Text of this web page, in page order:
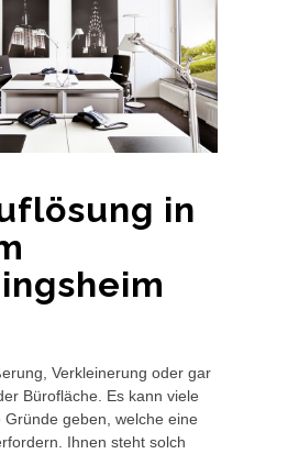
in
Verkleinerung oder gar
Bürofläche. Es kann viele
Gründe geben, welche eine
Ihnen steht solch